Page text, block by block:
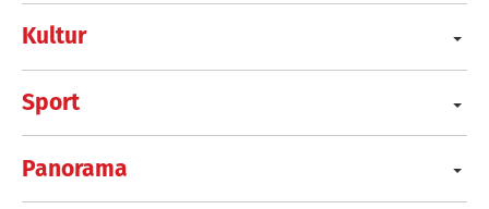
Kultur
Sport
Panorama